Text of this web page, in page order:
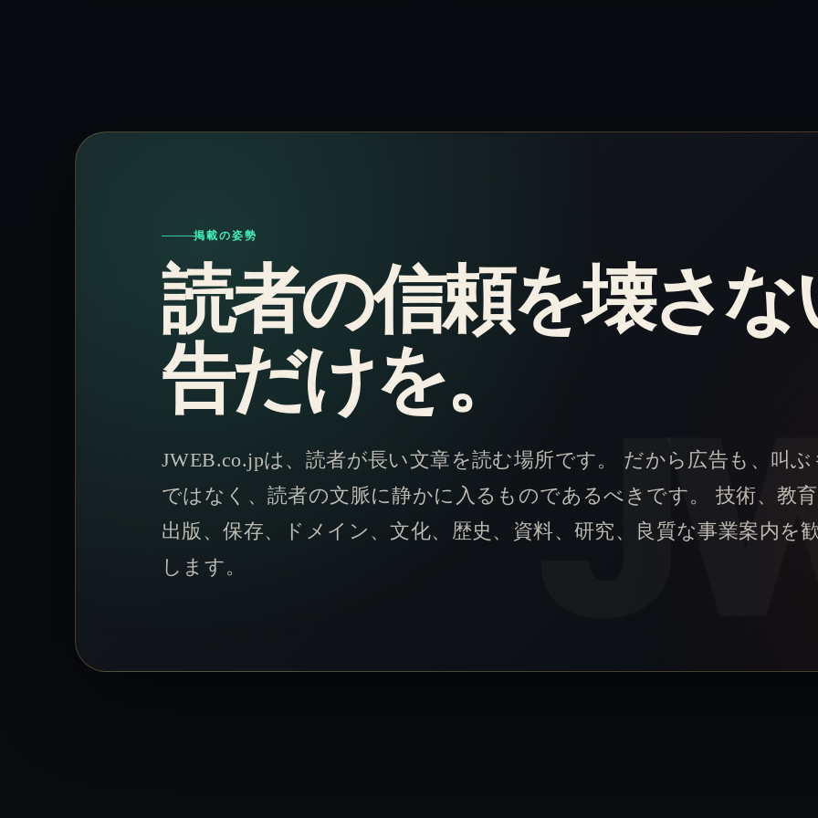
掲載の姿勢
読者の信頼を壊さな
告だけを。
JWEB.co.jpは、読者が長い文章を読む場所です。 だから広告も、叫
ではなく、読者の文脈に静かに入るものであるべきです。 技術、教
出版、保存、ドメイン、文化、歴史、資料、研究、良質な事業案内を
します。